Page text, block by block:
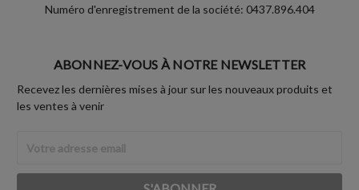
Numéro d'enregistrement de la société: 0437.896.404
ABONNEZ-VOUS À NOTRE NEWSLETTER
Recevez les dernières mises à jour sur les nouveaux produits et
les ventes à venir
Email